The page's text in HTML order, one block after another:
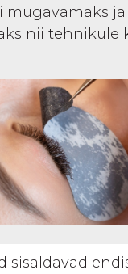
mugavamaks
nii tehnikule
sisaldavad